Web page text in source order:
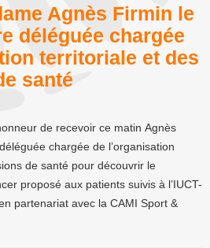
Agnès Firmin le
déléguée chargée
territoriale et des
santé
de recevoir ce matin Agnès
chargée de l’organisation
de santé pour découvrir le
proposé aux patients suivis à l’IUCT-
partenariat avec la CAMI Sport &